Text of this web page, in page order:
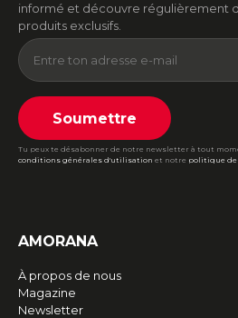
informé et découvre régulièrement
produits exclusifs.
Soumettre
Tu peux te désabonner de notre newsletter à tout
conditions générales d'utilisation et notre politique
AMORANA
À propos de nous
Magazine
Newsletter